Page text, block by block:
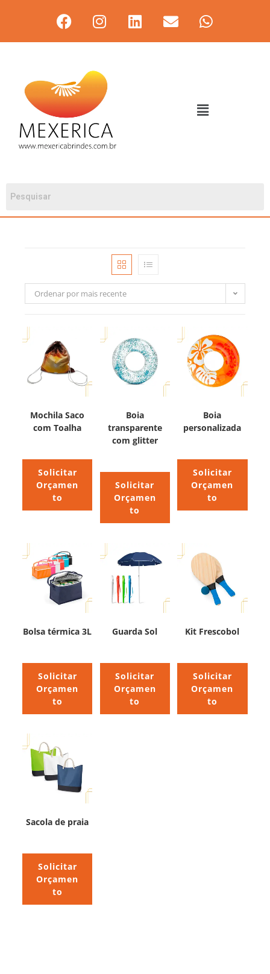
Ordenar por mais recente
Mochila Saco
com Toalha
Solicitar
Orçamen
to
Boia
transparente
com glitter
Solicitar
Orçamen
to
Boia
personalizada
Solicitar
Orçamen
to
Bolsa térmica 3L
Solicitar
Orçamen
to
Guarda Sol
Solicitar
Orçamen
to
Kit Frescobol
Solicitar
Orçamen
to
Sacola de praia
Solicitar
Orçamen
to